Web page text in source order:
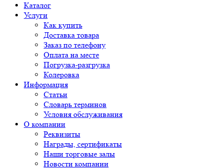
Каталог
Услуги
Как купить
Доставка товара
Заказ по телефону
Оплата на месте
Погрузка-разгрузка
Колеровка
Информация
Статьи
Словарь терминов
Условия обслуживания
О компании
Реквизиты
Награды, сертификаты
Наши торговые залы
Новости компании